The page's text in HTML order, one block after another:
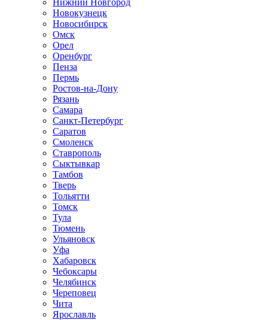
Нижний Новгород
Новокузнецк
Новосибирск
Омск
Орел
Оренбург
Пенза
Пермь
Ростов-на-Дону
Рязань
Самара
Санкт-Петербург
Саратов
Смоленск
Ставрополь
Сыктывкар
Тамбов
Тверь
Тольятти
Томск
Тула
Тюмень
Ульяновск
Уфа
Хабаровск
Чебоксары
Челябинск
Череповец
Чита
Ярославль